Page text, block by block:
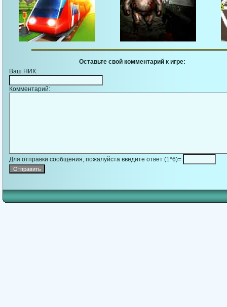
Оставьте свой комментарий к игре:
Ваш НИК:
Комментарий:
Для отправки сообщения, пожалуйста введите ответ (1*6)=